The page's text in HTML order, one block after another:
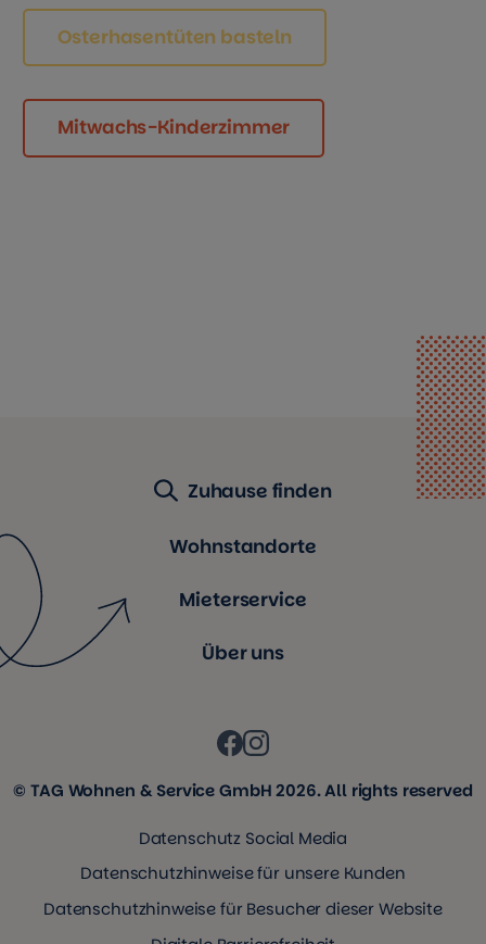
Osterhasentüten basteln
Mitwachs-Kinderzimmer
Zuhause finden
Wohnstandorte
Mieterservice
Über uns
© TAG Wohnen & Service GmbH 2026. All rights reserved
Datenschutz Social Media
Datenschutzhinweise für unsere Kunden
Datenschutzhinweise für Besucher dieser Website